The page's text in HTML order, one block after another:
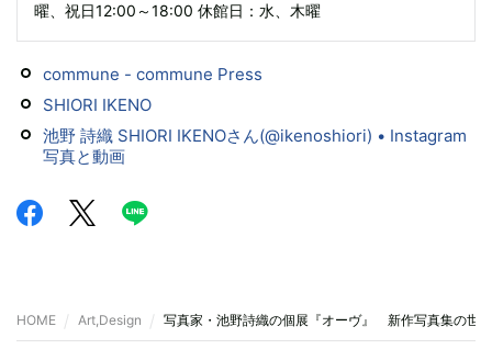
曜、祝日12:00～18:00 休館日：水、木曜
commune - commune Press
SHIORI IKENO
池野 詩織 SHIORI IKENOさん(@ikenoshiori) • Instagram
写真と動画
HOME Art,Design 写真家・池野詩織の個展『オーヴ』 新作写真集の世